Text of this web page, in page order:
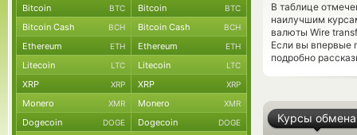
В таблице
наилучшим
валюты Wire
Если вы впервые
подробно
Курсы обмена
Bitcoin BTC Bitcoin BTC
Bitcoin Cash BCH Bitcoin Cash BCH
Ethereum ETH Ethereum ETH
Litecoin LTC Litecoin LTC
XRP XRP XRP XRP
Monero XMR Monero XMR
Dogecoin DOGE Dogecoin DOGE